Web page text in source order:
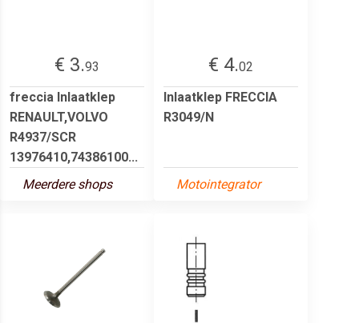
€ 3.93
freccia Inlaatklep
RENAULT,VOLVO
R4937/SCR
13976410,74386100...
Meerdere shops
€ 4.02
Inlaatklep FRECCIA
R3049/N
Motointegrator